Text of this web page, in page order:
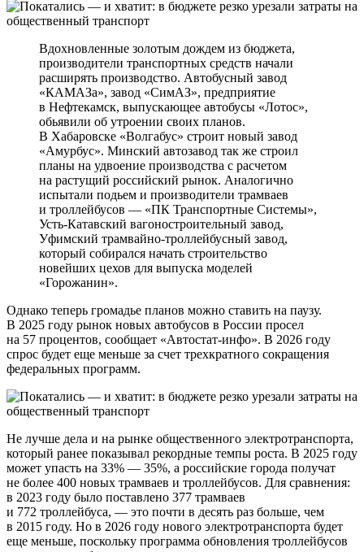
Вдохновленные золотым дождем из бюджета,
производители транспортных средств начали
расширять производство. Автобусный завод
«КАМАЗа», завод «СимАЗ», предприятие
в Нефтекамск, выпускающее автобусы «Лотос»,
обьявили об утроении своих планов.
В Хабаровске «Волгабус» строит новый завод
«Амурбус». Минский автозавод так же строил
планы на удвоение производства с расчетом
на растущий российский рынок. Аналогично
испытали подьем и производители трамваев
и троллейбусов — «ПК Транспортные Системы»,
Усть-Катавский вагоностроительный завод,
Уфимский трамвайно-троллейбусный завод,
который собирался начать строительство
новейших цехов для выпуска моделей
«Горожанин».
Однако теперь громадье планов можно ставить на паузу.
В 2025 году рынок новых автобусов в России просел
на 57 процентов, сообщает «Автостат-инфо». В 2026 году
спрос будет еще меньше за счет трехкратного сокращения
федеральных программ.
Не лучше дела и на рынке общественного электротранспорта,
который ранее показывал рекордные темпы роста. В 2025 году
может упасть на 33% — 35%, а российские города получат
не более 400 новых трамваев и троллейбусов. Для сравнения:
в 2023 году было поставлено 377 трамваев
и 772 троллейбуса, — это почти в десять раз больше, чем
в 2015 году. Но в 2026 году нового электротранспорта будет
еще меньше, поскольку программа обновления троллейбусов